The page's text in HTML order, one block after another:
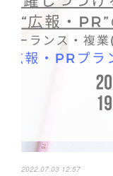
2022.07.03 12:57